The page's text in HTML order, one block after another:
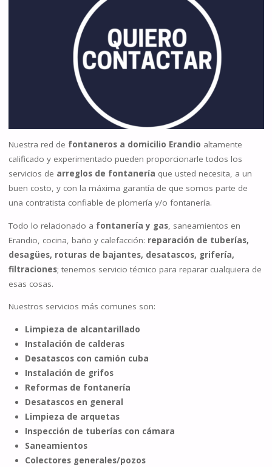
Nuestra red de fontaneros a domicilio Erandio altamente
calificado y experimentado pueden proporcionarle todos los
servicios de arreglos de fontanería que usted necesita, a un
buen costo, y con la máxima garantía de que somos parte de
una contratista confiable de plomería y/o fontanería.
Todo lo relacionado a fontanería y gas, saneamientos en
Erandio, cocina, baño y calefacción: reparación de tuberías,
desagües, roturas de bajantes, desatascos, grifería,
filtraciones; tenemos servicio técnico para reparar cualquiera de
esas cosas.
Nuestros servicios más comunes son:
Limpieza de alcantarillado
Instalación de calderas
Desatascos con camión cuba
Instalación de grifos
Reformas de fontanería
Desatascos en general
Limpieza de arquetas
Inspección de tuberías con cámara
Saneamientos
Colectores generales/pozos